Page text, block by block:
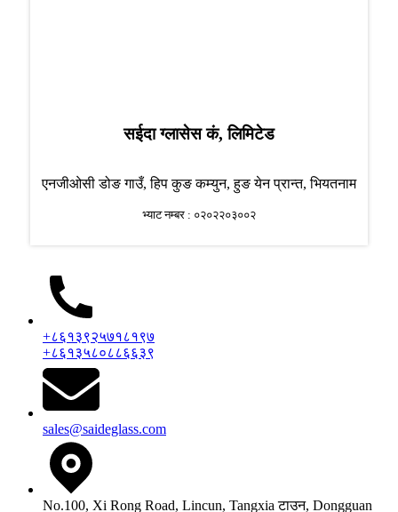
सईदा ग्लासेस कं, लिमिटेड
एनजीओसी डोङ गाउँ, हिप कुङ कम्युन, हुङ येन प्रान्त, भियतनाम
भ्याट नम्बर : ०२०२२०३००२
+८६१३९२५७१८१९७
+८६१३५८०८८६६३९
sales@saideglass.com
No.100, Xi Rong Road, Lincun, Tangxia टाउन, Dongguan